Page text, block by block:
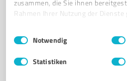
zusammen, die Sie ihnen
Rahmen Ihrer Nutzung der Dienste
Impressum
Einwilligungsauswahl
Notwendig
Statistiken
0,00 /
5